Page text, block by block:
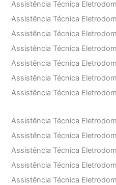
Assistência Técnica
Assistência Técnica
Assistência Técnica
Assistência Técnica
Assistência Técnica
Assistência Técnica
Assistência Técnica
Assistência Técnica
Assistência Técnica
Assistência Técnica
Assistência Técnica
Assistência Técnica